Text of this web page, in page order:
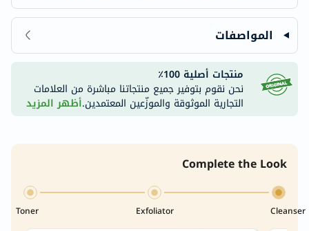
المواصفات
منتجات أصلية 100٪
نحن نقوم بتوفير جميع منتجاتنا مباشرة من العلامات
التجارية الموثوقة والموزّعين المعتمدين.أظهر المزيد
Complete the Look
Cleanser
Exfoliator
Toner